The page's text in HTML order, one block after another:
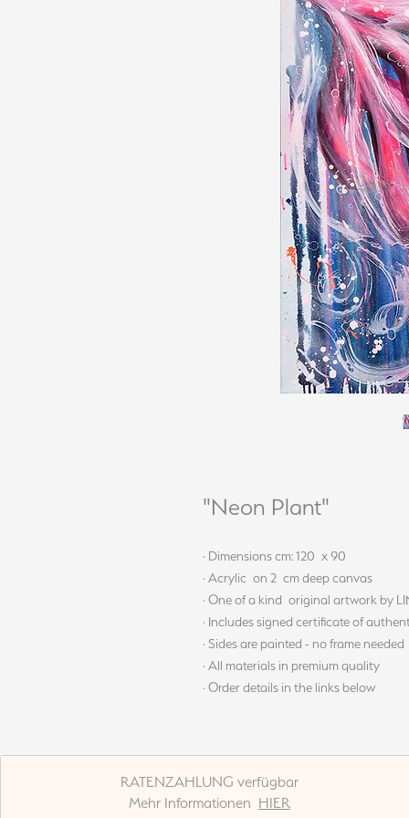
"Neon Plant"
· Dimensions cm: 120 x 90
· Acrylic on 2 cm deep canvas
· One of a kind original artwork by
· Includes signed certificate of
· Sides are painted - no frame needed
· All materials in premium quality
· Order details in the links below
RATENZAHLUNG verfügbar
Mehr Informationen HIER